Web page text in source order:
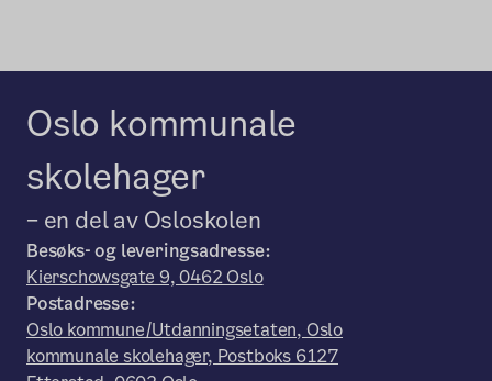
Oslo kommunale
skolehager
– en del av Osloskolen
Besøks- og leveringsadresse:
Kierschowsgate 9, 0462 Oslo
Postadresse:
Oslo kommune/Utdanningsetaten, Oslo
kommunale skolehager, Postboks 6127